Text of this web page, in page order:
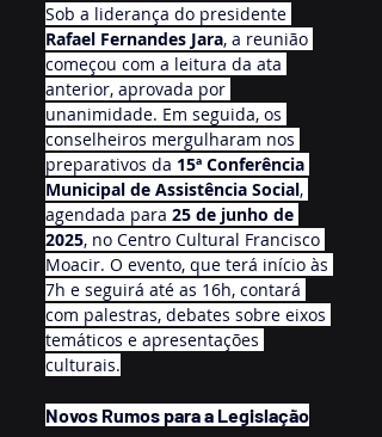
Sob a liderança do presidente
Rafael Fernandes Jara, a reunião
começou com a leitura da ata
anterior, aprovada por
unanimidade. Em seguida, os
conselheiros mergulharam nos
preparativos da 15ª Conferência
Municipal de Assistência Social,
agendada para 25 de junho de
2025, no Centro Cultural Francisco
Moacir. O evento, que terá início às
7h e seguirá até as 16h, contará
com palestras, debates sobre eixos
temáticos e apresentações
culturais.
Novos Rumos para a Legislação